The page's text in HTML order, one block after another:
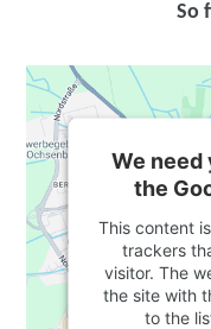
So
We need
the
This content
trackers
visitor. The
the site with
to the